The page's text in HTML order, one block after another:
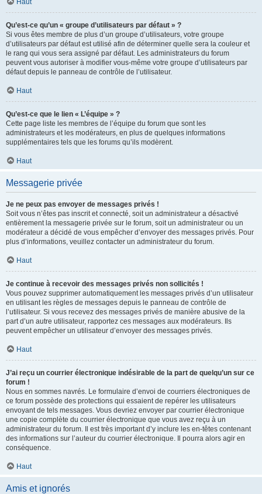
Haut
Qu’est-ce qu’un « groupe d’utilisateurs par défaut » ?
Si vous êtes membre de plus d’un groupe d’utilisateurs, votre groupe
d’utilisateurs par défaut est utilisé afin de déterminer quelle sera la couleur et
le rang qui vous sera assigné par défaut. Les administrateurs du forum
peuvent vous autoriser à modifier vous-même votre groupe d’utilisateurs par
défaut depuis le panneau de contrôle de l’utilisateur.
Haut
Qu’est-ce que le lien « L’équipe » ?
Cette page liste les membres de l’équipe du forum que sont les
administrateurs et les modérateurs, en plus de quelques informations
supplémentaires tels que les forums qu’ils modèrent.
Haut
Messagerie privée
Je ne peux pas envoyer de messages privés !
Soit vous n’êtes pas inscrit et connecté, soit un administrateur a désactivé
entièrement la messagerie privée sur le forum, soit un administrateur ou un
modérateur a décidé de vous empêcher d’envoyer des messages privés. Pour
plus d’informations, veuillez contacter un administrateur du forum.
Haut
Je continue à recevoir des messages privés non sollicités !
Vous pouvez supprimer automatiquement les messages privés d’un utilisateur
en utilisant les règles de messages depuis le panneau de contrôle de
l’utilisateur. Si vous recevez des messages privés de manière abusive de la
part d’un autre utilisateur, rapportez ces messages aux modérateurs. Ils
peuvent empêcher un utilisateur d’envoyer des messages privés.
Haut
J’ai reçu un courrier électronique indésirable de la part de quelqu’un sur ce
forum !
Nous en sommes navrés. Le formulaire d’envoi de courriers électroniques de
ce forum possède des protections qui essaient de repérer les utilisateurs
envoyant de tels messages. Vous devriez envoyer par courrier électronique
une copie complète du courrier électronique que vous avez reçu à un
administrateur du forum. Il est très important d’y inclure les en-têtes contenant
des informations sur l’auteur du courrier électronique. Il pourra alors agir en
conséquence.
Haut
Amis et ignorés